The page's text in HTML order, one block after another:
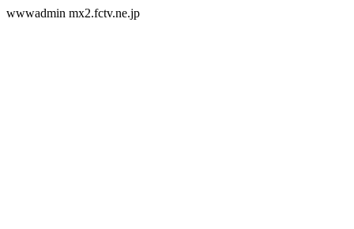
wwwadmin mx2.fctv.ne.jp